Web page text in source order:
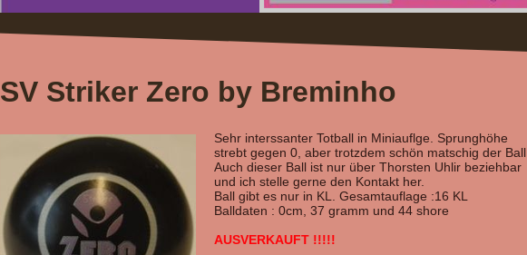
SV Striker Zero by Breminho
Sehr interssanter Totball in Miniauflge. Sprunghöhe
strebt gegen 0, aber trotzdem schön matschig der Ball
Auch dieser Ball ist nur über Thorsten Uhlir beziehbar
und ich stelle gerne den Kontakt her.
Ball gibt es nur in KL. Gesamtauflage :16 KL
Balldaten : 0cm, 37 gramm und 44 shore
AUSVERKAUFT !!!!!